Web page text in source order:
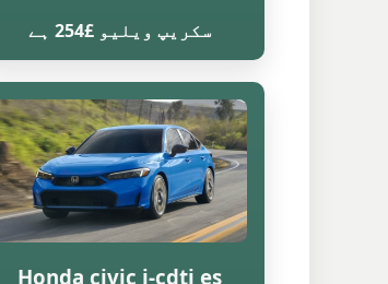
سکریپ ویلیو £254 ہے
Honda civic i-cdti es